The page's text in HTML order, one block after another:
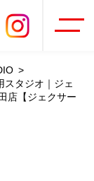
スタジオ｜ジェ
店【ジェクサー